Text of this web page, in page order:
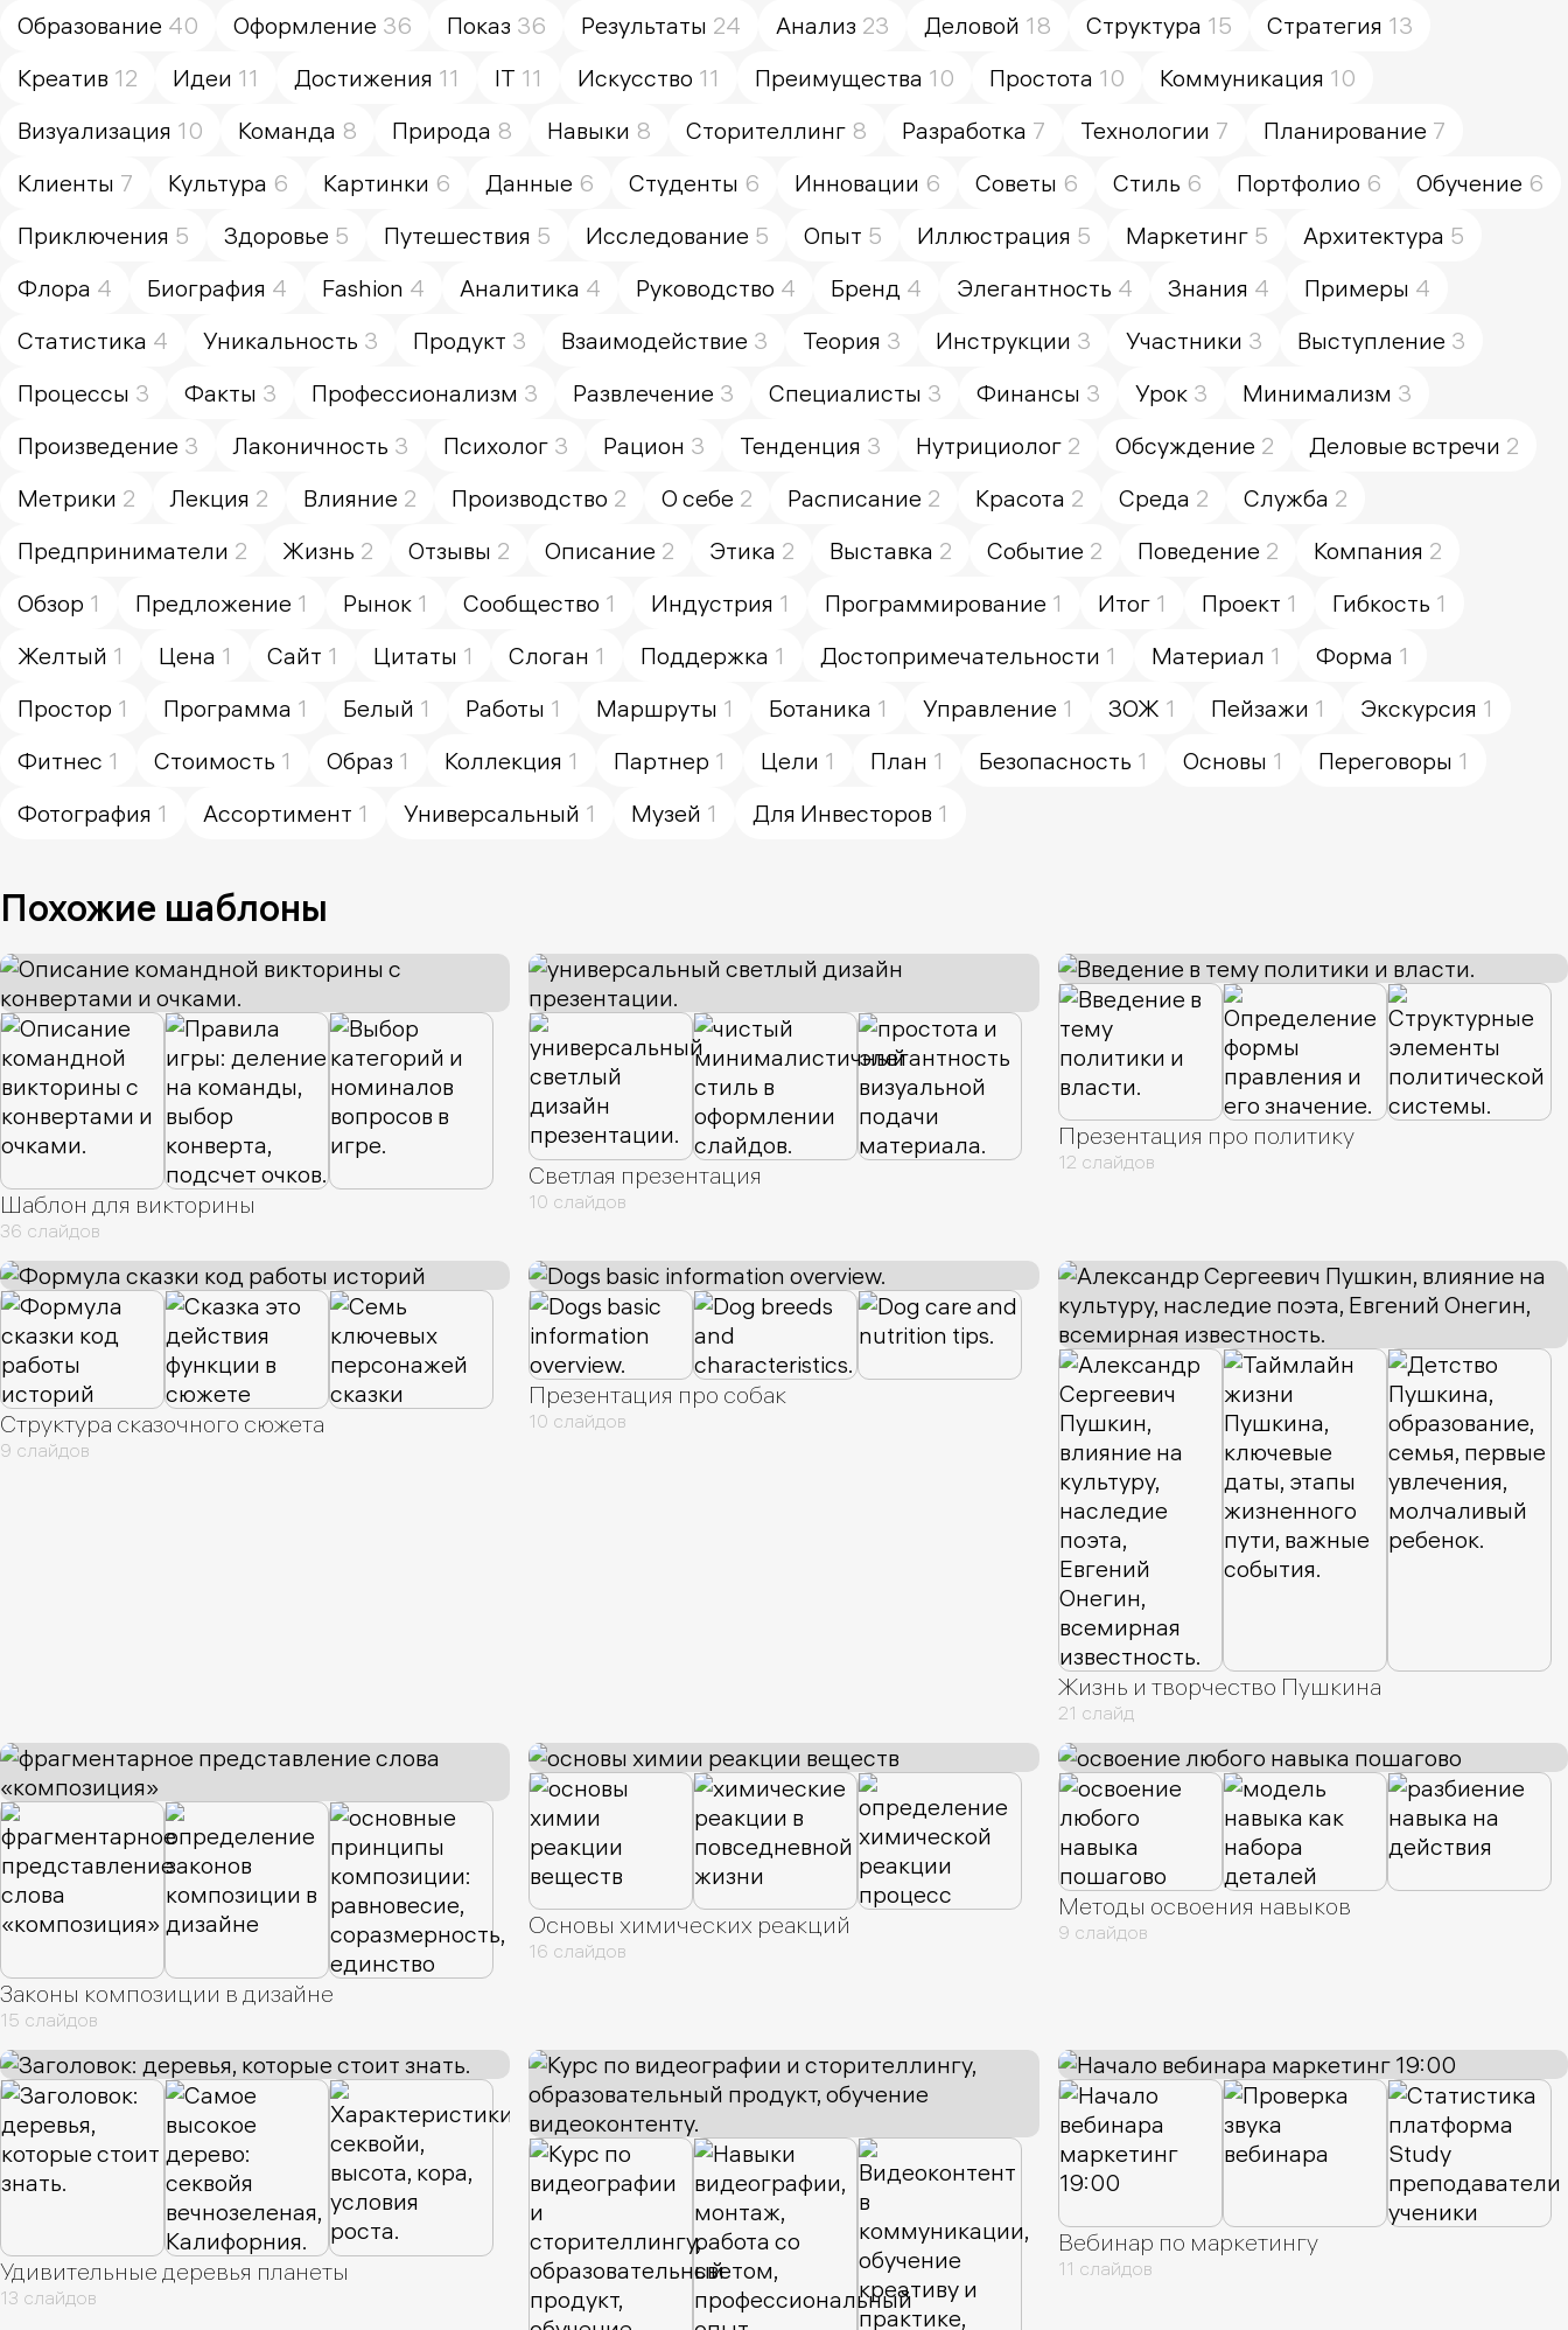
Образование 40 Оформление 36 Показ 36 Результаты 24 Анализ 23 Деловой 18 Структура 15 Стратегия 13
Креатив 12 Идеи 11 Достижения 11 IT 11 Искусство 11 Преимущества 10 Простота 10 Коммуникация 10
Визуализация 10 Команда 8 Природа 8 Навыки 8 Сторителлинг 8 Разработка 7 Технологии 7 Планирование 7
Клиенты 7 Культура 6 Картинки 6 Данные 6 Студенты 6 Инновации 6 Советы 6 Стиль 6 Портфолио 6 Обучение 6
Приключения 5 Здоровье 5 Путешествия 5 Исследование 5 Опыт 5 Иллюстрация 5 Маркетинг 5 Архитектура 5
Флора 4 Биография 4 Fashion 4 Аналитика 4 Руководство 4 Бренд 4 Элегантность 4 Знания 4 Примеры 4
Статистика 4 Уникальность 3 Продукт 3 Взаимодействие 3 Теория 3 Инструкции 3 Участники 3 Выступление 3
Процессы 3 Факты 3 Профессионализм 3 Развлечение 3 Специалисты 3 Финансы 3 Урок 3 Минимализм 3
Произведение 3 Лаконичность 3 Психолог 3 Рацион 3 Тенденция 3 Нутрициолог 2 Обсуждение 2 Деловые встречи 2
Метрики 2 Лекция 2 Влияние 2 Производство 2 О себе 2 Расписание 2 Красота 2 Среда 2 Служба 2
Предприниматели 2 Жизнь 2 Отзывы 2 Описание 2 Этика 2 Выставка 2 Событие 2 Поведение 2 Компания 2
Обзор 1 Предложение 1 Рынок 1 Сообщество 1 Индустрия 1 Программирование 1 Итог 1 Проект 1 Гибкость 1
Желтый 1 Цена 1 Сайт 1 Цитаты 1 Слоган 1 Поддержка 1 Достопримечательности 1 Материал 1 Форма 1
Простор 1 Программа 1 Белый 1 Работы 1 Маршруты 1 Ботаника 1 Управление 1 ЗОЖ 1 Пейзажи 1 Экскурсия 1
Фитнес 1 Стоимость 1 Образ 1 Коллекция 1 Партнер 1 Цели 1 План 1 Безопасность 1 Основы 1 Переговоры 1
Фотография 1 Ассортимент 1 Универсальный 1 Музей 1 Для Инвесторов 1
Похожие шаблоны
Шаблон для викторины
36 слайдов
Светлая презентация
10 слайдов
Презентация про политику
12 слайдов
Структура сказочного сюжета
9 слайдов
Презентация про собак
10 слайдов
Жизнь и творчество Пушкина
21 слайд
Законы композиции в дизайне
15 слайдов
Основы химических реакций
16 слайдов
Методы освоения навыков
9 слайдов
Удивительные деревья планеты
13 слайдов
Вебинар по маркетингу
11 слайдов